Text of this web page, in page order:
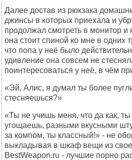
Далее достав из рюкзака
джинсы в которых приехала и
продолжал смотреть в монитор и
она стоит спиной ко мне в одних
что попа у неё было
удивление она совсем не
поинтересоваться у неё, в чём
«Эй, Алис, я думал ты более
стесняешься?»
«Ты не учишь меня, что да как, ты
угощаешь, разными вкусными
за компом, ты классный!» - не
выкладывая в шкаф вещи из
BestWeapon.ru - лучшие порно